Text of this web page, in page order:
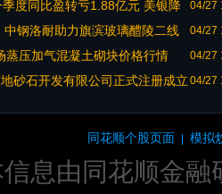
04/27
度同比盈转亏1.88亿元 美银降
04/27
钢洛耐助力旗滨玻璃醴陵二线
04/27
蒸压加气混凝土砌块价格行情
04/27
砂石开发有限公司正式注册成立
同花顺个股页面 模拟
息由同花顺金